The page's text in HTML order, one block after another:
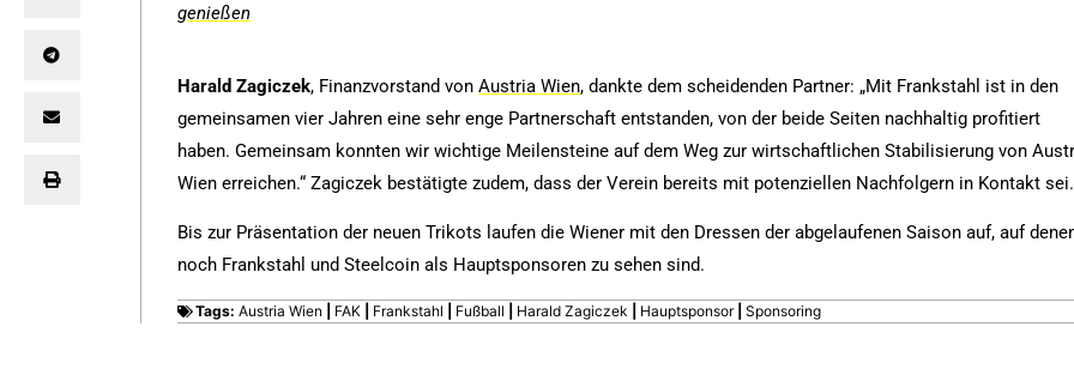
genießen
Harald Zagiczek, Finanzvorstand vonAustria Wien, dankte dem scheidenden Partner: „Mit Frankstahl ist in den
gemeinsamen vier Jahren eine sehr enge Partnerschaft entstanden, von der beide Seiten nachhaltig profitiert
haben. Gemeinsam konnten wir wichtige Meilensteine auf dem Weg zur wirtschaftlichen Stabilisierung von
Wien erreichen.“ Zagiczek bestätigte zudem, dass der Verein bereits mit potenziellen Nachfolgern in Kontakt sei.
Bis zur Präsentation der neuen Trikots laufen die Wiener mit den Dressen der abgelaufenen Saison auf, auf
noch Frankstahl und Steelcoin als Hauptsponsoren zu sehen sind.
Tags:Austria Wien FAK Frankstahl Fußball Harald Zagiczek Hauptsponsor|Sponsoring